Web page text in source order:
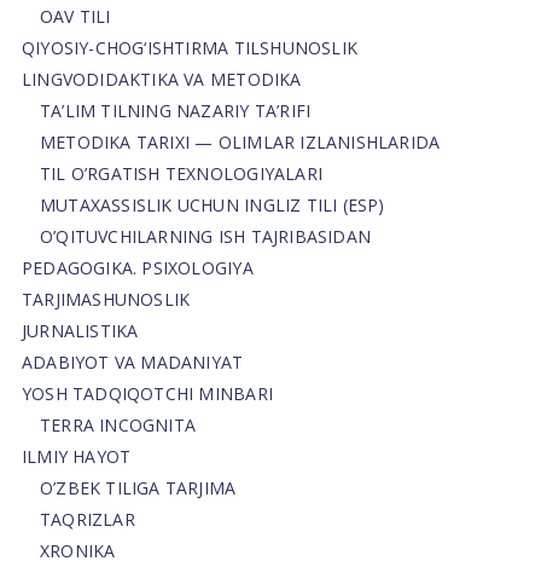
OAV TILI
QIYOSIY-CHOG‘ISHTIRMA TILSHUNOSLIK
LINGVODIDAKTIKA VA METODIKA
TA’LIM TILNING NAZARIY TA’RIFI
METODIKA TARIXI — OLIMLAR IZLANISHLARIDA
TIL O’RGATISH TEXNOLOGIYALARI
MUTAXASSISLIK UCHUN INGLIZ TILI (ESP)
O’QITUVCHILARNING ISH TAJRIBASIDAN
PEDAGOGIKA. PSIXOLOGIYA
TARJIMASHUNOSLIK
JURNALISTIKA
ADABIYOT VA MADANIYAT
YOSH TADQIQOTCHI MINBARI
TERRA INCOGNITA
ILMIY HAYOT
O’ZBEK TILIGA TARJIMA
TAQRIZLAR
XRONIKA